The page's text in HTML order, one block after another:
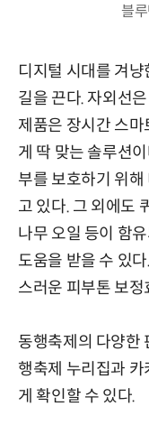
블
디지털 시대를 겨
길을 끈다. 자외선
제품은 장시간 스마
게 딱 맞는 솔루션
부를 보호하기 위
고 있다. 그 외에도
나무 오일 등이 함
도움을 받을 수 있
스러운 피부톤 보
동행축제의 다양한
행축제 누리집과
게 확인할 수 있다.